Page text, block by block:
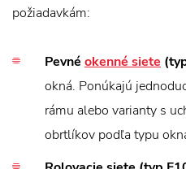
požiadavkám:
Pevné okenné siete
okná. Ponúkajú
rámu alebo varianty s
obrtlíkov podľa typu